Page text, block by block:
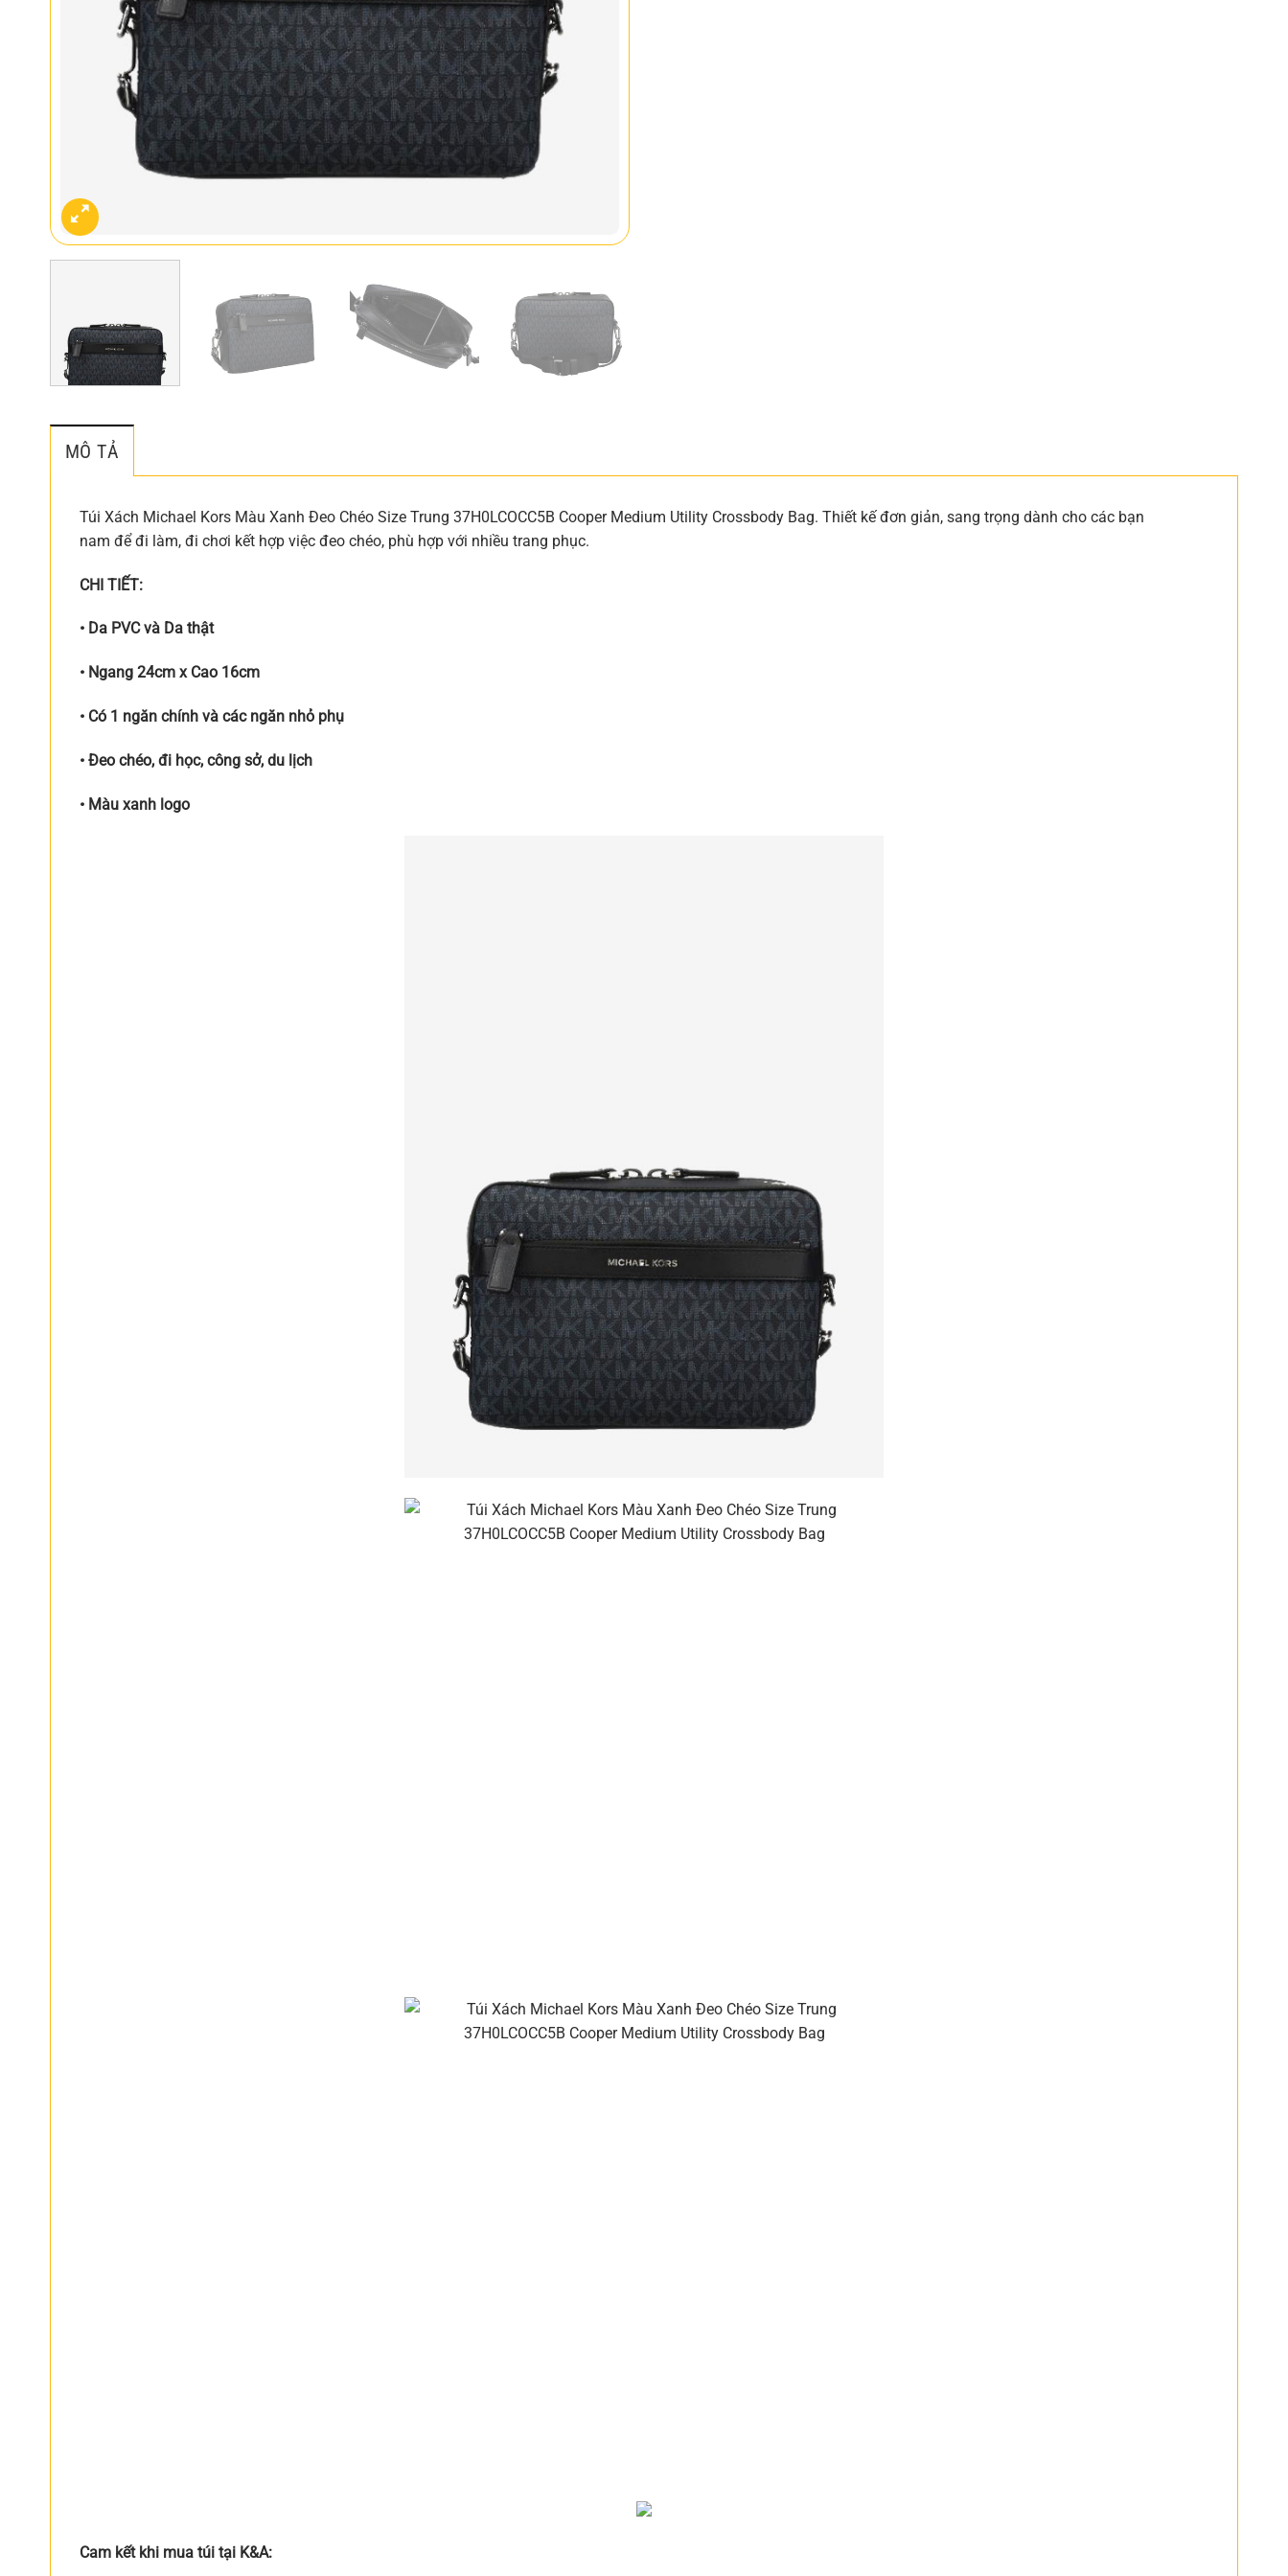
MÔ TẢ
Túi Xách Michael Kors Màu Xanh Đeo Chéo Size Trung 37H0LCOCC5B Cooper Medium Utility Crossbody Bag. Thiết kế đơn giản, sang trọng dành cho các bạn
nam để đi làm, đi chơi kết hợp việc đeo chéo, phù hợp với nhiều trang phục.
CHI TIẾT:
• Da PVC và Da thật
• Ngang 24cm x Cao 16cm
• Có 1 ngăn chính và các ngăn nhỏ phụ
• Đeo chéo, đi học, công sở, du lịch
• Màu xanh logo
Cam kết khi mua túi tại K&A: